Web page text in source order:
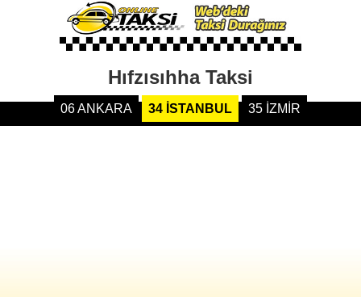
Hıfzısıhha Taksi
06 ANKARA 34 İSTANBUL 35 İZMİR